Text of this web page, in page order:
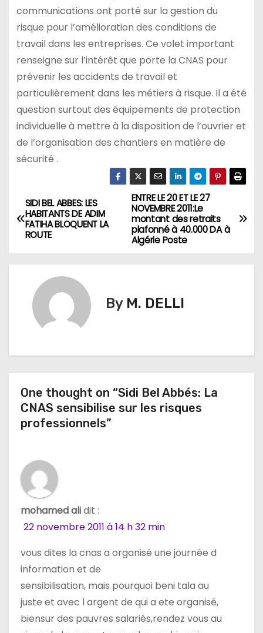
communications ont porté sur la gestion du
risque pour l’amélioration des conditions de
travail dans les entreprises. Ce volet important
renseigne sur l’intérêt que porte la CNAS pour
prévenir les accidents de travail et
particulièrement dans les métiers à risque. Il a été
question surtout des équipements de protection
individuelle à mettre à la disposition de l’ouvrier et
de l’organisation des chantiers en matière de
sécurité .
N
a
t
o
n
e
a
r
t
ENTRE LE 20 ET LE 27
NOVEMBRE 2011:Le
montant des retraits
plafonné à 40.000 DA à
Algérie Poste
SIDI BEL ABBES: LES
HABITANTS DE ADIM
FATIHA BLOQUENT LA
ROUTE
By M. DELLI
One thought on “Sidi Bel Abbés: La
CNAS sensibilise sur les risques
professionnels”
mohamed alidit :
22 novembre 2011 à 14 h 32 min
vous dites la cnas a organisé une journée d
information et de
sensibilisation, mais pourquoi beni tala au
juste et avec l argent de qui a ete organisé,
biensur des pauvres salariés,rendez vous au